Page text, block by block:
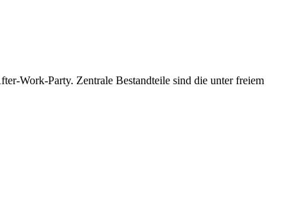
Work-Party. Zentrale Bestandteile sind die unter freiem